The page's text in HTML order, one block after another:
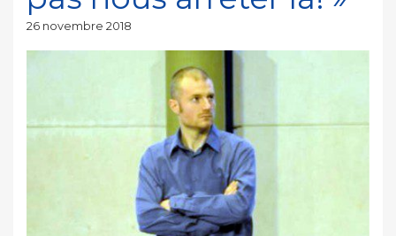
Publié
26 novembre 2018